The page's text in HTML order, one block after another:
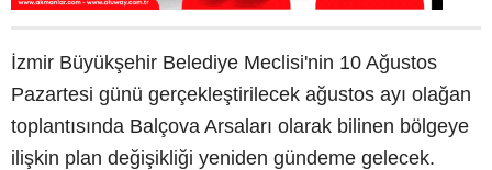
İzmir Büyükşehir Belediye Meclisi'nin 10 Ağustos
Pazartesi günü gerçekleştirilecek ağustos ayı olağan
toplantısında Balçova Arsaları olarak bilinen bölgeye
ilişkin plan değişikliği yeniden gündeme gelecek.